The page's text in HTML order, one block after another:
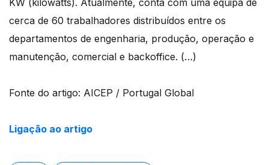
cerca de 60 trabalhadores distribuídos entre os
departamentos de engenharia, produção, operação e
manutenção, comercial e backoffice. (…)
Fonte do artigo: AICEP / Portugal Global
Ligação ao artigo